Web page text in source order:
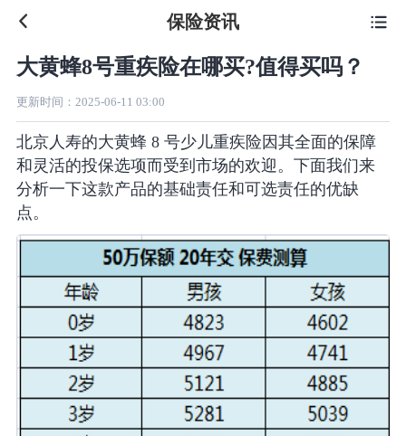
 保险资讯
大黄蜂8号重疾险在哪买?值得买吗？
更新时间： 2025-06-11 03:00
北京人寿的大黄蜂 8 号少儿重疾险因其全面的保障
和灵活的投保选项而受到市场的欢迎。下面我们来
分析一下这款产品的基础责任和可选责任的优缺
点。